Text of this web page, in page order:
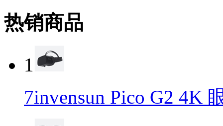
热销商品
1
7invensun Pico G2 4K